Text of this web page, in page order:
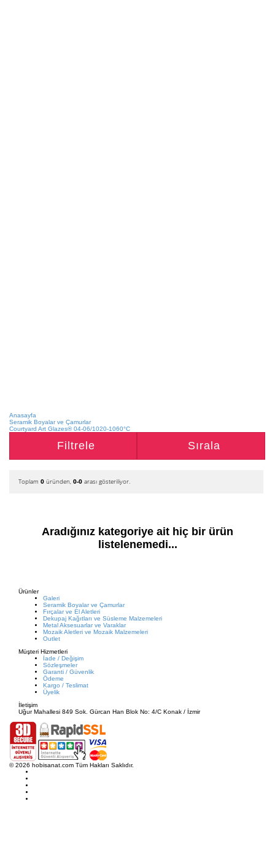
Anasayfa
Seramik Boyalar ve Çamurlar
Courtyard Art Glazes® 04-06/1020-1060°C
Filtrele Sırala
Toplam 0 üründen, 0-0 arası gösteriliyor.
Aradığınız kategoriye ait hiç bir ürün
listelenemedi...
Ürünler
Galeri
Seramik Boyalar ve Çamurlar
Fırçalar ve El Aletleri
Dekupaj Kağıtları ve Süsleme Malzemeleri
Metal Aksesuarlar ve Varaklar
Mozaik Aletleri ve Mozaik Malzemeleri
Outlet
Müşteri Hizmetleri
İade / Değişim
Sözleşmeler
Garanti / Güvenlik
Ödeme
Kargo / Teslimat
Üyelik
İletişim
Uğur Mahallesi 849 Sok. Gürcan Han Blok No: 4/C Konak / İzmir
© 2026 hobisanat.com Tüm Hakları Saklıdır.